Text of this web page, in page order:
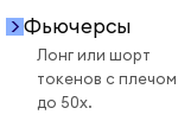
Фьючерсы
Лонг или шорт
токенов с плечом
до 50x.